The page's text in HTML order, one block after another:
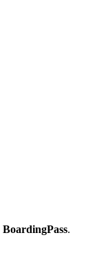
BoardingPass.